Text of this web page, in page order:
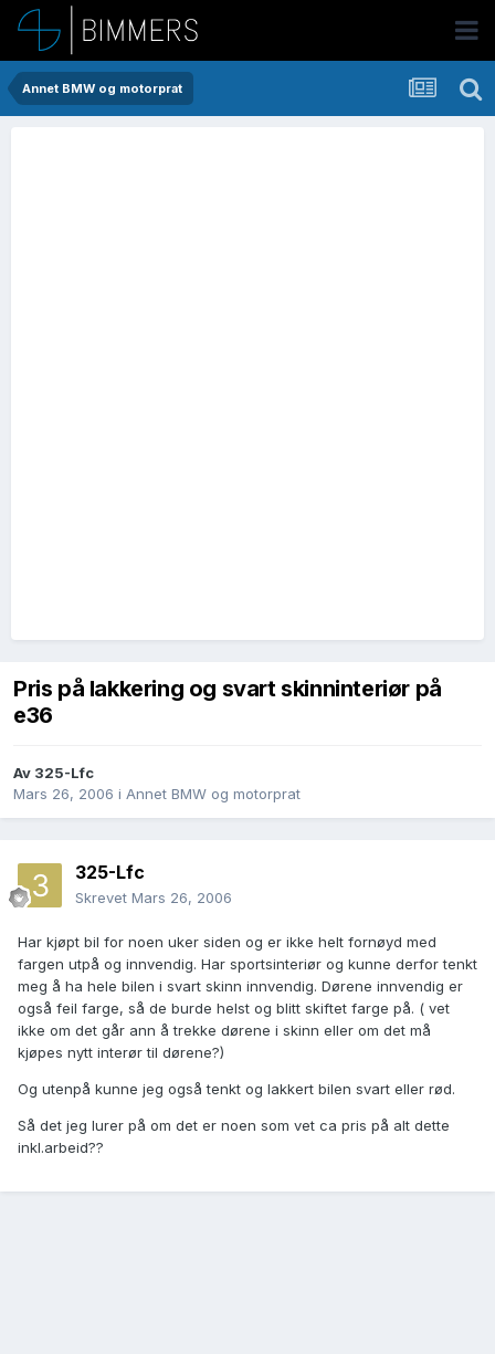
Annet BMW og motorprat
Pris på lakkering og svart skinninteriør på
e36
Av 325-Lfc
Mars 26, 2006 i Annet BMW og motorprat
325-Lfc
Skrevet Mars 26, 2006
Har kjøpt bil for noen uker siden og er ikke helt fornøyd med
fargen utpå og innvendig. Har sportsinteriør og kunne derfor tenkt
meg å ha hele bilen i svart skinn innvendig. Dørene innvendig er
også feil farge, så de burde helst og blitt skiftet farge på. ( vet
ikke om det går ann å trekke dørene i skinn eller om det må
kjøpes nytt interør til dørene?)
Og utenpå kunne jeg også tenkt og lakkert bilen svart eller rød.
Så det jeg lurer på om det er noen som vet ca pris på alt dette
inkl.arbeid??